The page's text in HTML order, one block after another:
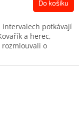
Do košíku
intervalech potkávají
a herec,
rozmlouvali o